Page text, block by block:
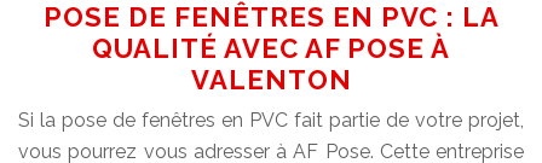
POSE DE FENÊTRES EN PVC : LA
QUALITÉ AVEC AF POSE À
VALENTON
Si la pose de fenêtres en PVC fait partie de votre projet,
vous pourrez vous adresser à AF Pose. Cette entreprise